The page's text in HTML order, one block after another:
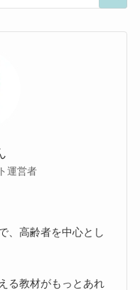
運営者
、高齢者を中心とし
る教材がもっとあれ